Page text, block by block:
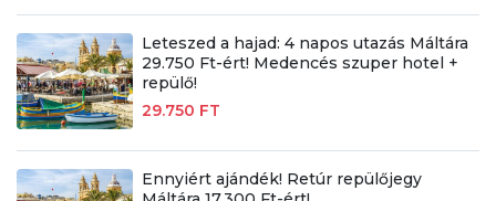
Leteszed a hajad: 4 napos utazás Máltára
29.750 Ft-ért! Medencés szuper hotel +
repülő!
29.750 FT
Ennyiért ajándék! Retúr repülőjegy